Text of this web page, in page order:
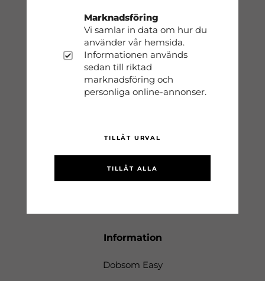
info@dobsom.se
Handla
Köpvillkor
Storleksguide
Information
Dobsom Easy
Marknadsföring
Vi samlar in data om hur du
använder vår hemsida.
Informationen används
sedan till riktad
marknadsföring och
personliga online-annonser.
TILLÅT URVAL
TILLÅT ALLA